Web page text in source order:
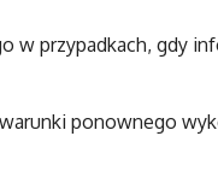
przypadkach, gdy
ponownego